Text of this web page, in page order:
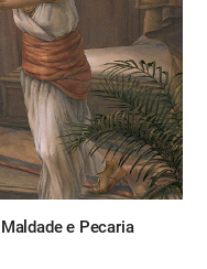
e Pecaria